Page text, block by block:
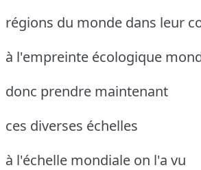
régions du monde dans leur
à l'empreinte écologique
donc prendre maintenant
ces diverses échelles
à l'échelle mondiale on l'a vu